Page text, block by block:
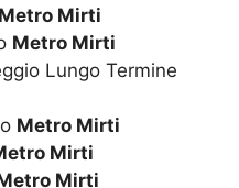
Metro Mirti
Metro Mirti
Lungo Termine
Metro Mirti
Mirti
Mirti